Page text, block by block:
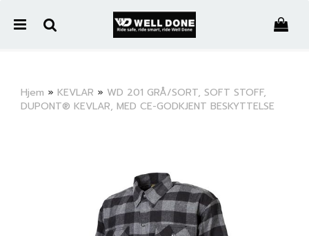
Hjem » KEVLAR » WD 201 GRÅ/SORT, SOFT STOFF,
DUPONT® KEVLAR, MED CE-GODKJENT BESKYTTELSE
Nullstill